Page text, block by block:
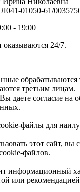
01050-61/
- 19:00
24/7.
обрабатываются
третьим лицам.
даете согласие на
файлы для
этот сайт, вы
файлов.
информационный
или рекомендацией